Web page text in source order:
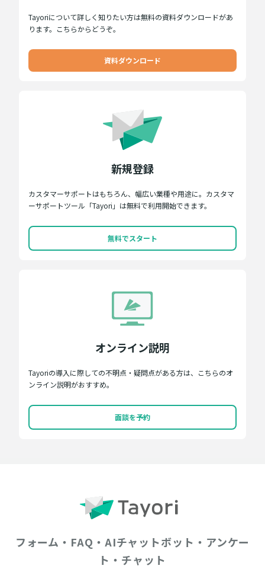
Tayoriについて詳しく知りたい方は無料の資料ダウンロードがあ
ります。こちらからどうぞ。
資料ダウンロード
新規登録
カスタマーサポートはもちろん、幅広い業種や用途に。カスタマ
ーサポートツール「Tayori」は無料で利用開始できます。
無料でスタート
オンライン説明
Tayoriの導入に際しての不明点・疑問点がある方は、こちらのオ
ンライン説明がおすすめ。
面談を予約
フォーム・FAQ・AIチャットボット・アンケー
ト・チャット